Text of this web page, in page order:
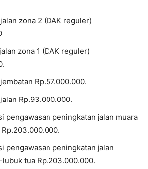
zona 2 (DAK reguler)
zona 1 (DAK reguler)
Rp.57.000.000.
Rp.93.000.000.
pengawasan peningkatan jalan muara
pengawasan peningkatan jalan
lubuk tua Rp.203.000.000.